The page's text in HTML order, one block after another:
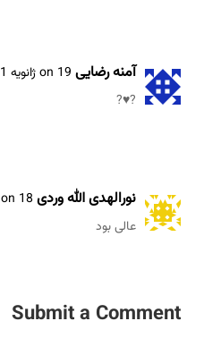
آمنه رضایی on 19 ژانویه 2021 at 9:06 ق.ظ
?♥️?
نورالهدی الله وردی on 18 مارس 2021 at 11:57 ق.ظ
عالی بود
Submit a Comment